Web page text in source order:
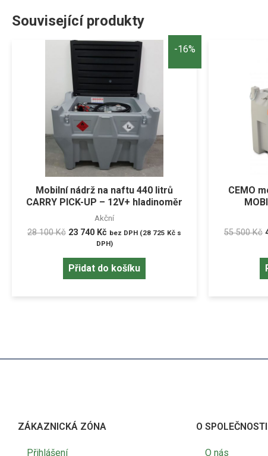
Související produkty
-16%
Mobilní nádrž na naftu 440 litrů
CARRY PICK-UP – 12V+ hladinoměr
Akční
28 100Kč 23 740 Kč bez DPH (28 725 Kč s
DPH)
Přidat do košíku
CEMO
55 500Kč
ZÁKAZNICKÁ ZÓNA
Přihlášení
O SPOLEČNOSTI
O nás